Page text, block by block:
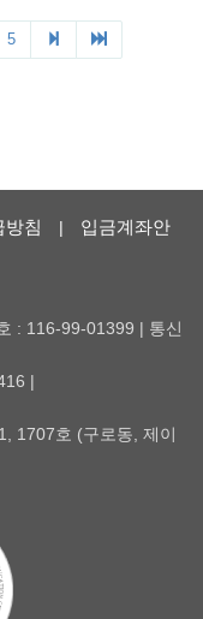
방침 |
입금계좌안
: 116-99-01399 | 통신
|
1707호 (구로동, 제이